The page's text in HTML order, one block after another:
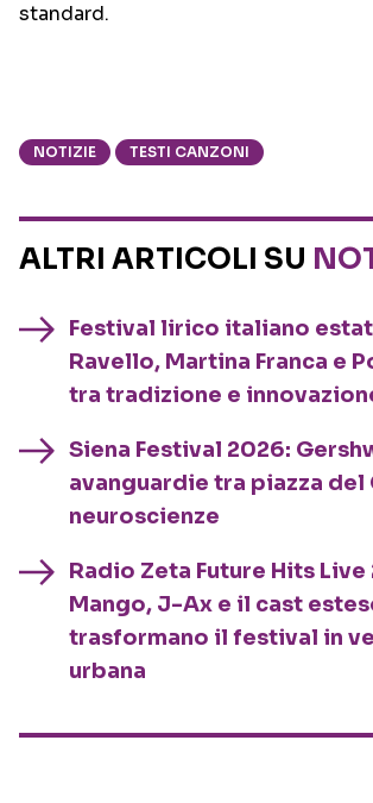
standard.
NOTIZIE TESTI CANZONI
ALTRI ARTICOLI SU
Festival lirico italiano
Ravello, Martina Franca e
tra tradizione e
Siena Festival 2026:
avanguardie tra piazza del
neuroscienze
Radio Zeta Future Hits
Mango, J-Ax e il cast
trasformano il festival in
urbana